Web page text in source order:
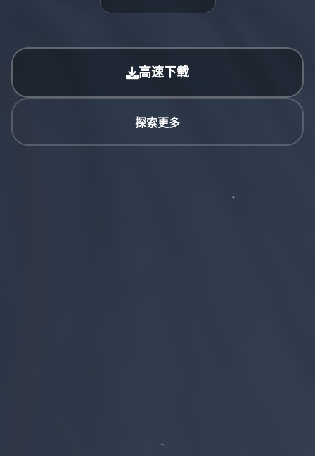
高速下载
探索更多